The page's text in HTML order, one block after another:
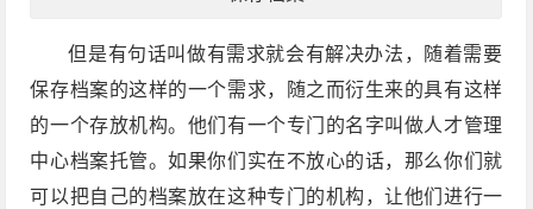
但是有句话叫做有需求就会有解决办法，随着需要
保存档案的这样的一个需求，随之而衍生来的具有这样
的一个存放机构。他们有一个专门的名字叫做人才管理
中心档案托管。如果你们实在不放心的话，那么你们就
可以把自己的档案放在这种专门的机构，让他们进行一